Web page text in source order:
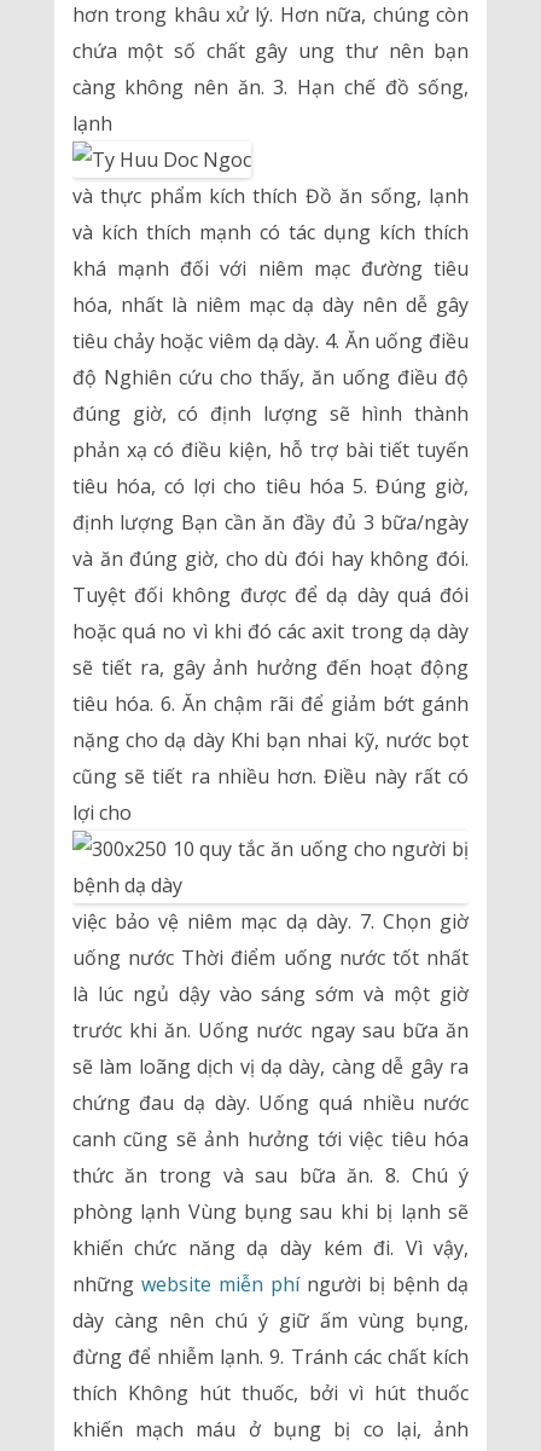
hơn trong khâu xử lý. Hơn nữa, chúng còn
chứa một số chất gây ung thư nên bạn
càng không nên ăn. 3. Hạn chế đồ sống,
lạnh
và thực phẩm kích thích Đồ ăn sống, lạnh
và kích thích mạnh có tác dụng kích thích
khá mạnh đối với niêm mạc đường tiêu
hóa, nhất là niêm mạc dạ dày nên dễ gây
tiêu chảy hoặc viêm dạ dày. 4. Ăn uống điều
độ Nghiên cứu cho thấy, ăn uống điều độ
đúng giờ, có định lượng sẽ hình thành
phản xạ có điều kiện, hỗ trợ bài tiết tuyến
tiêu hóa, có lợi cho tiêu hóa 5. Đúng giờ,
định lượng Bạn cần ăn đầy đủ 3 bữa/ngày
và ăn đúng giờ, cho dù đói hay không đói.
Tuyệt đối không được để dạ dày quá đói
hoặc quá no vì khi đó các axit trong dạ dày
sẽ tiết ra, gây ảnh hưởng đến hoạt động
tiêu hóa. 6. Ăn chậm rãi để giảm bớt gánh
nặng cho dạ dày Khi bạn nhai kỹ, nước bọt
cũng sẽ tiết ra nhiều hơn. Điều này rất có
lợi cho
việc bảo vệ niêm mạc dạ dày. 7. Chọn giờ
uống nước Thời điểm uống nước tốt nhất
là lúc ngủ dậy vào sáng sớm và một giờ
trước khi ăn. Uống nước ngay sau bữa ăn
sẽ làm loãng dịch vị dạ dày, càng dễ gây ra
chứng đau dạ dày. Uống quá nhiều nước
canh cũng sẽ ảnh hưởng tới việc tiêu hóa
thức ăn trong và sau bữa ăn. 8. Chú ý
phòng lạnh Vùng bụng sau khi bị lạnh sẽ
khiến chức năng dạ dày kém đi. Vì vậy,
những website miễn phíngười bị bệnh dạ
dày càng nên chú ý giữ ấm vùng bụng,
đừng để nhiễm lạnh. 9. Tránh các chất kích
thích Không hút thuốc, bởi vì hút thuốc
khiến mạch máu ở bụng bị co lại, ảnh